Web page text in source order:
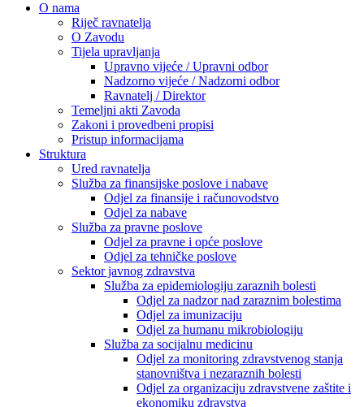
O nama
Riječ ravnatelja
O Zavodu
Tijela upravljanja
Upravno vijeće / Upravni odbor
Nadzorno vijeće / Nadzorni odbor
Ravnatelj / Direktor
Temeljni akti Zavoda
Zakoni i provedbeni propisi
Pristup informacijama
Struktura
Ured ravnatelja
Služba za finansijske poslove i nabave
Odjel za finansije i računovodstvo
Odjel za nabave
Služba za pravne poslove
Odjel za pravne i opće poslove
Odjel za tehničke poslove
Sektor javnog zdravstva
Služba za epidemiologiju zaraznih bolesti
Odjel za nadzor nad zaraznim bolestima
Odjel za imunizaciju
Odjel za humanu mikrobiologiju
Služba za socijalnu medicinu
Odjel za monitoring zdravstvenog stanja
stanovništva i nezaraznih bolesti
Odjel za organizaciju zdravstvene zaštite i
ekonomiku zdravstva